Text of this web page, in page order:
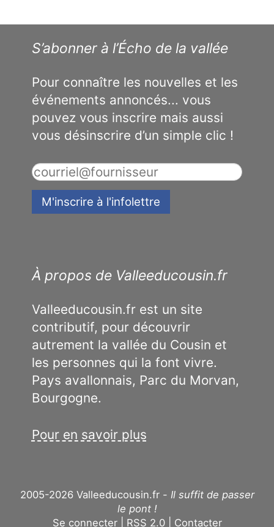
S’abonner à l’Écho de la vallée
Pour connaître les nouvelles et les
événements annoncés... vous
pouvez vous inscrire mais aussi
vous désinscrire d’un simple clic !
À propos de Valleeducousin.fr
Valleeducousin.fr est un site
contributif, pour découvrir
autrement la vallée du Cousin et
les personnes qui la font vivre.
Pays avallonnais, Parc du Morvan,
Bourgogne.
Pour en savoir plus
2005-2026 Valleeducousin.fr - Il suffit de passer
le pont !
Se connecter
RSS 2.0 Contacter